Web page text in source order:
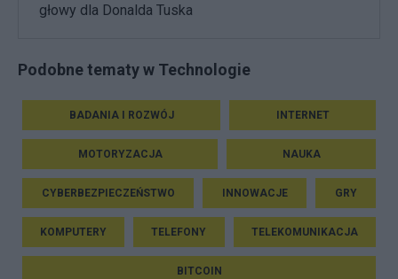
głowy dla Donalda Tuska
Podobne tematy w Technologie
BADANIA I ROZWÓJ INTERNET
MOTORYZACJA NAUKA
CYBERBEZPIECZEŃSTWO INNOWACJE GRY
KOMPUTERY TELEFONY TELEKOMUNIKACJA
BITCOIN